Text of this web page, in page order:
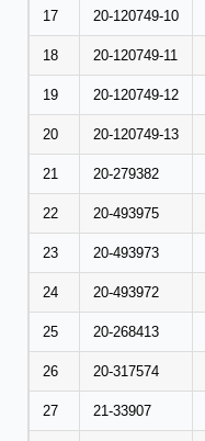
17 20-120749-10
18 20-120749-11
19 20-120749-12
20 20-120749-13
21 20-279382
22 20-493975
23 20-493973
24 20-493972
25 20-268413
26 20-317574
27 21-33907